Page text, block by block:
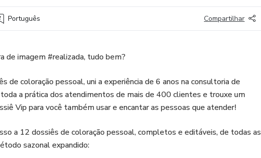
Português Compartilhar
de imagem #realizada, tudo bem?
de coloração pessoal, uni a experiência de 6 anos na consultoria de
a prática dos atendimentos de mais de 400 clientes e trouxe um
Vip para você também usar e encantar as pessoas que atender!
a 12 dossiês de coloração pessoal, completos e editáveis, de todas as
sazonal expandido: